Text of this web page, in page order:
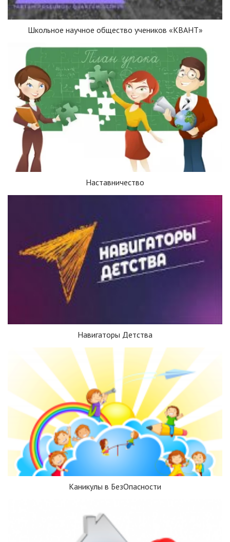
Школьное научное общество учеников «КВАНТ»
Наставничество
Навигаторы Детства
Каникулы в БезОпасности